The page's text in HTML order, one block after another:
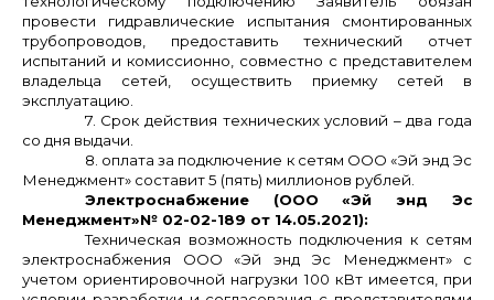
провести гидравлические испытания смонтированных
трубопроводов, предоставить технический отчет
испытаний и комиссионно, совместно с представителем
владельца сетей, осуществить приемку сетей в
эксплуатацию.
7. Срок действия технических условий – два года
со дня выдачи.
8. оплата за подключение к сетям ООО «Эй энд Эс
Менеджмент» составит 5 (пять) миллионов рублей.
Электроснабжение (ООО «Эй энд Эс
Менеджмент»№ 02-02-189 от 14.05.2021):
Техническая возможность подключения к сетям
электроснабжения ООО «Эй энд Эс Менеджмент» с
учетом ориентировочной нагрузки 100 кВт имеется, при